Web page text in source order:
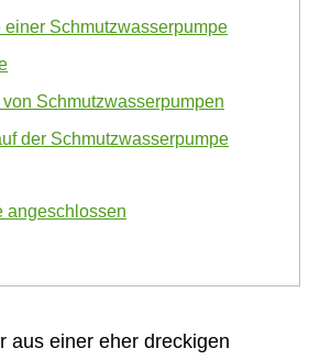
Schmutzwasserpumpe
Schmutzwasserpumpen
der Schmutzwasserpumpe
angeschlossen
aus einer eher dreckigen